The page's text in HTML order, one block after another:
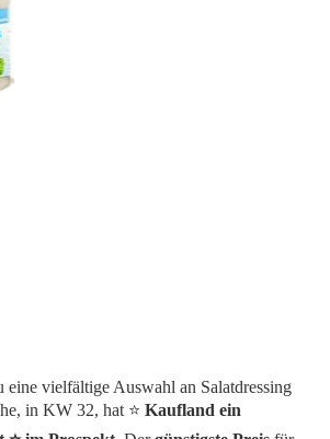
vielfältige Auswahl an Salatdressing
in KW 32, hat ⭐️ Kaufland ein